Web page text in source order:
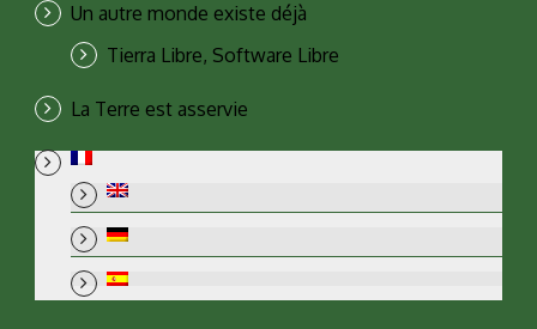
Un autre monde existe déjà
Tierra Libre, Software Libre
La Terre est asservie